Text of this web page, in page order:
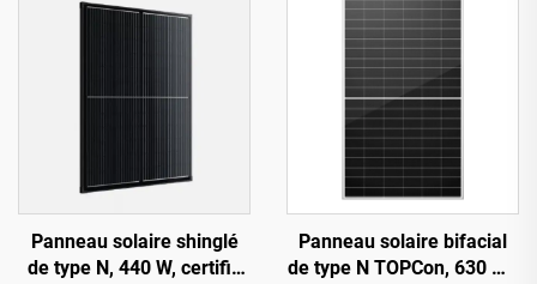
Panneau solaire shinglé
de type N, 440 W, certifié
Panneau solaire bifacial
de type N TOPCon, 630 W :